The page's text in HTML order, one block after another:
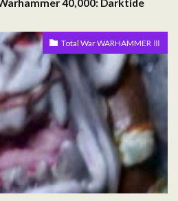
40,000: Darktide
Total War WARHAMMER Ⅲ